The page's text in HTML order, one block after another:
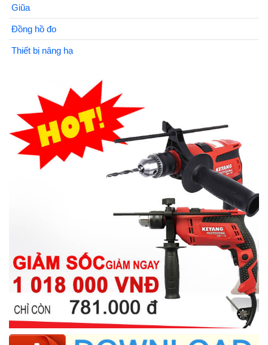
Giũa
Đồng hồ đo
Thiết bị nâng hạ